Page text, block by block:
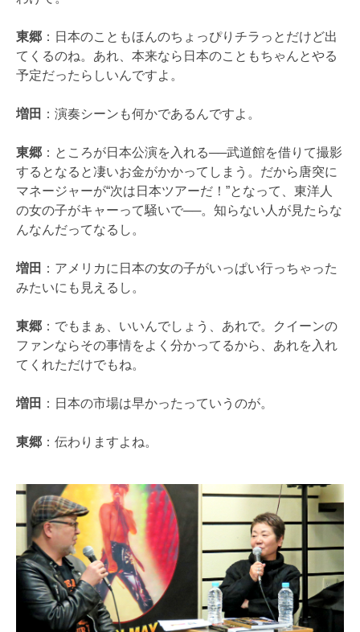
東郷 ：日本のこともほんのちょっぴりチラっとだけど出
てくるのね。あれ、本来なら日本のこともちゃんとやる
予定だったらしいんですよ。
増田 ：演奏シーンも何かであるんですよ。
東郷 ：ところが日本公演を入れる──武道館を借りて撮影
するとなると凄いお金がかかってしまう。だから唐突に
マネージャーが“次は日本ツアーだ！”となって、東洋人
の女の子がキャーって騒いで──。知らない人が見たらな
んなんだってなるし。
増田 ：アメリカに日本の女の子がいっぱい行っちゃった
みたいにも見えるし。
東郷 ：でもまぁ、いいんでしょう、あれで。クイーンの
ファンならその事情をよく分かってるから、あれを入れ
てくれただけでもね。
増田 ：日本の市場は早かったっていうのが。
東郷 ：伝わりますよね。